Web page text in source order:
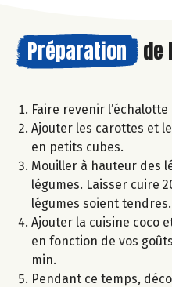
Préparation de
Faire revenir l’échalotte
Ajouter les carottes et
en petits cubes.
Mouiller à hauteur des
légumes. Laisser cuire
légumes soient tendres.
Ajouter la cuisine coco
en fonction de vos
min.
Pendant ce temps,